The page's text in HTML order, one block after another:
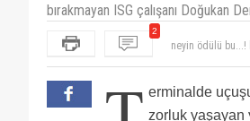
bırakmayan ISG çalışanı Doğukan
2
Lütfen bu
kokusu aldı
sonra alıyor
erminalde
zorluk yaşayan